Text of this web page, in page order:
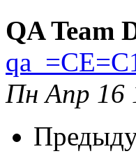
QA Team
Пн Апр 16